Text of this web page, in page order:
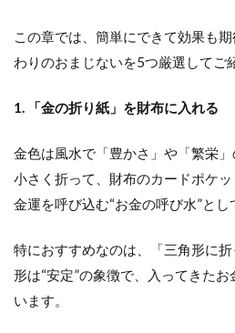
この章では、簡単にできて効果も
わりのおまじないを5つ厳選してご
1. 「金の折り紙」を財布に入れる
金色は風水で「豊かさ」や「繁栄
小さく折って、財布のカードポケッ
金運を呼び込む“お金の呼び水”とし
特におすすめなのは、「三角形に
形は“安定”の象徴で、入ってきた
います。